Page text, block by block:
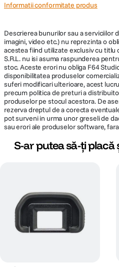
Informatii conformitate produs
Descrierea bunurilor sau a serviciilor
imagini, video etc.) nu reprezinta o
acestea fiind utilizate exclusiv cu titlu
S.R.L. nu isi asuma raspunderea
stoc. Aceste erori nu obliga F64
disponibilitatea produselor
suferi modificari ulterioare, acest
precum politica de preturi a
produselor pe stocul acestora. De
rezerva dreptul de a corecta
pot surveni in urma unor greseli de
sau erori ale produselor software,
S-ar putea să-ți placă